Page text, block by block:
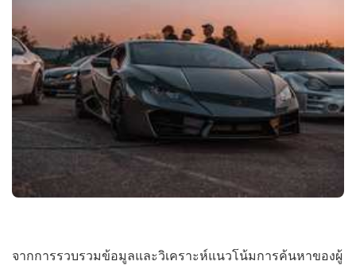
จากการรวบรวมข้อมูลและวิเคราะห์แนวโน้มการค้นหาของผู้